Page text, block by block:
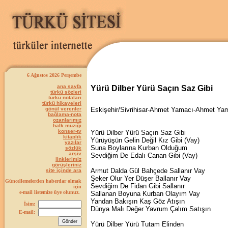
6 Ağustos 2026 Perşembe
ana sayfa
türkü sözleri
türkü notaları
türkü hikayeleri
gönül verenler
bağlama-nota
ozanlarımız
halk müziği
konser-tv
kitaplık
yazılar
sözlük
arşiv
linklerimiz
görüşleriniz
site içinde ara
Güncellemelerden haberdar olmak
için
e-mail listemize üye olunuz.
İsim:
E-mail:
Yürü Dilber Yürü Saçın Saz Gibi
Eskişehir/Sivrihisar-Ahmet Yamacı-Ahmet
Yürü Dilber Yürü Saçın Saz Gibi
Yürüyüşün Gelin Değil Kız Gibi (Vay)
Suna Boylarına Kurban Olduğum
Sevdiğim De Edalı Canan Gibi (Vay)
Armut Dalda Gül Bahçede Sallanır Vay
Şeker Olur Yer Düşer Ballanır Vay
Sevdiğim De Fidan Gibi Sallanır
Sallanan Boyuna Kurban Olayım Vay
Yandan Bakışın Kaş Göz Atışın
Dünya Malı Değer Yavrum Çalım Satışın
Yürü Dilber Yürü Tutam Elinden